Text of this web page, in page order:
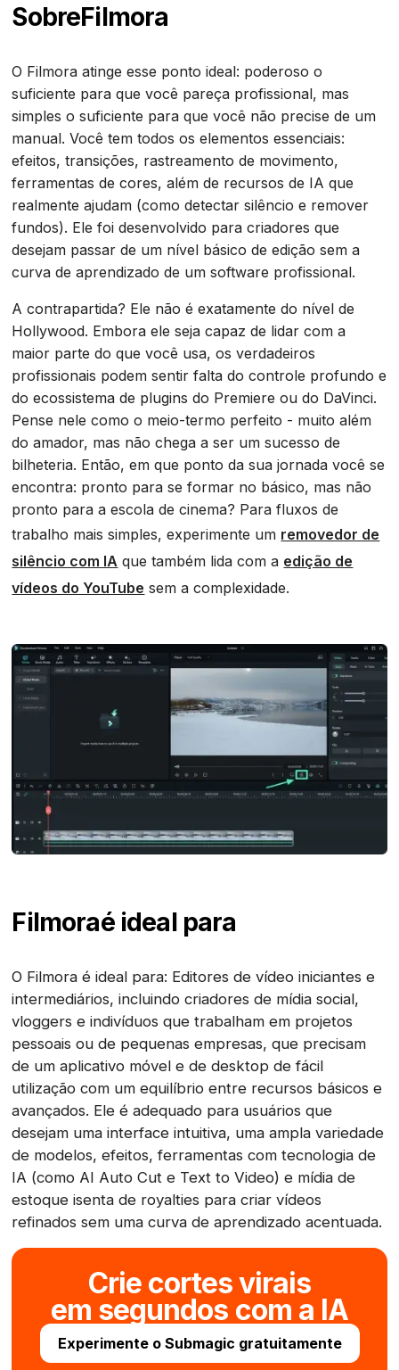
SobreFilmora
O Filmora atinge esse ponto ideal: poderoso o
suficiente para que você pareça profissional, mas
simples o suficiente para que você não precise de um
manual. Você tem todos os elementos essenciais:
efeitos, transições, rastreamento de movimento,
ferramentas de cores, além de recursos de IA que
realmente ajudam (como detectar silêncio e remover
fundos). Ele foi desenvolvido para criadores que
desejam passar de um nível básico de edição sem a
curva de aprendizado de um software profissional.
A contrapartida? Ele não é exatamente do nível de
Hollywood. Embora ele seja capaz de lidar com a
maior parte do que você usa, os verdadeiros
profissionais podem sentir falta do controle profundo e
do ecossistema de plugins do Premiere ou do DaVinci.
Pense nele como o meio-termo perfeito - muito além
do amador, mas não chega a ser um sucesso de
bilheteria. Então, em que ponto da sua jornada você se
encontra: pronto para se formar no básico, mas não
pronto para a escola de cinema? Para fluxos de
trabalho mais simples, experimente um removedor de
silêncio com IA que também lida com a edição de
vídeos do YouTube sem a complexidade.
Filmoraé ideal para
O Filmora é ideal para: Editores de vídeo iniciantes e
intermediários, incluindo criadores de mídia social,
vloggers e indivíduos que trabalham em projetos
pessoais ou de pequenas empresas, que precisam
de um aplicativo móvel e de desktop de fácil
utilização com um equilíbrio entre recursos básicos e
avançados. Ele é adequado para usuários que
desejam uma interface intuitiva, uma ampla variedade
de modelos, efeitos, ferramentas com tecnologia de
IA (como AI Auto Cut e Text to Video) e mídia de
estoque isenta de royalties para criar vídeos
refinados sem uma curva de aprendizado acentuada.
Crie cortes virais
em segundos com a IA
Experimente o Submagic gratuitamente